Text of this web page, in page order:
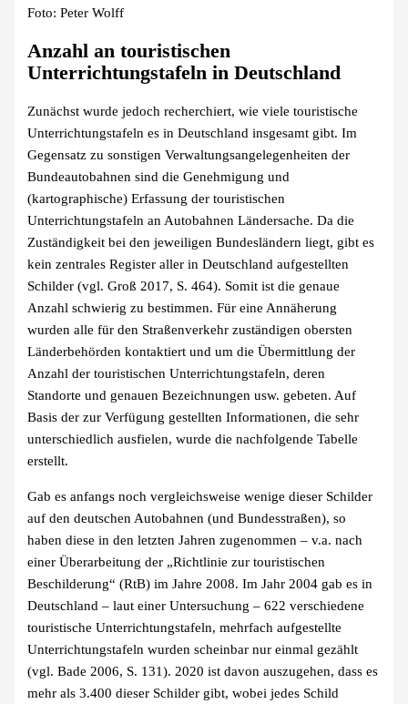
Foto: Peter Wolff
Anzahl an touristischen
Unterrichtungstafeln in Deutschland
Zunächst wurde jedoch recherchiert, wie viele touristische
Unterrichtungstafeln es in Deutschland insgesamt gibt. Im
Gegensatz zu sonstigen Verwaltungsangelegenheiten der
Bundeautobahnen sind die Genehmigung und
(kartographische) Erfassung der touristischen
Unterrichtungstafeln an Autobahnen Ländersache. Da die
Zuständigkeit bei den jeweiligen Bundesländern liegt, gibt es
kein zentrales Register aller in Deutschland aufgestellten
Schilder (vgl. Groß 2017, S. 464). Somit ist die genaue
Anzahl schwierig zu bestimmen. Für eine Annäherung
wurden alle für den Straßenverkehr zuständigen obersten
Länderbehörden kontaktiert und um die Übermittlung der
Anzahl der touristischen Unterrichtungstafeln, deren
Standorte und genauen Bezeichnungen usw. gebeten. Auf
Basis der zur Verfügung gestellten Informationen, die sehr
unterschiedlich ausfielen, wurde die nachfolgende Tabelle
erstellt.
Gab es anfangs noch vergleichsweise wenige dieser Schilder
auf den deutschen Autobahnen (und Bundesstraßen), so
haben diese in den letzten Jahren zugenommen – v.a. nach
einer Überarbeitung der „Richtlinie zur touristischen
Beschilderung“ (RtB) im Jahre 2008. Im Jahr 2004 gab es in
Deutschland – laut einer Untersuchung – 622 verschiedene
touristische Unterrichtungstafeln, mehrfach aufgestellte
Unterrichtungstafeln wurden scheinbar nur einmal gezählt
(vgl. Bade 2006, S. 131). 2020 ist davon auszugehen, dass es
mehr als 3.400 dieser Schilder gibt, wobei jedes Schild